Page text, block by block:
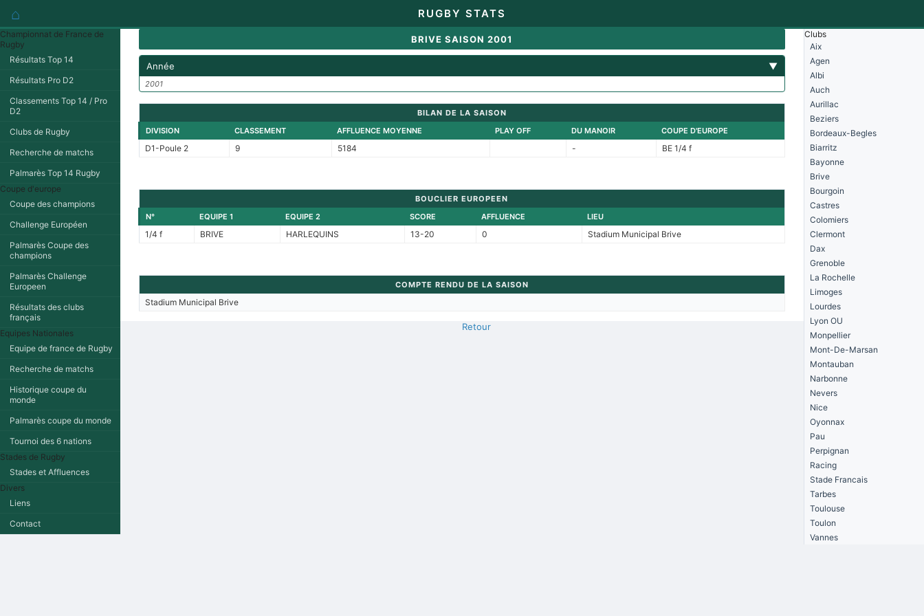
⌂ RUGBY STATS
Championnat de France de
Rugby
Résultats Top 14
Résultats Pro D2
Classements Top 14 / Pro
D2
Clubs de Rugby
Recherche de matchs
Palmarès Top 14 Rugby
Coupe d'europe
Coupe des champions
Challenge Européen
Palmarès Coupe des
champions
Palmarès Challenge
Europeen
Résultats des clubs
français
Equipes Nationales
Equipe de france de Rugby
Recherche de matchs
Historique coupe du
monde
Palmarès coupe du monde
Tournoi des 6 nations
Stades de Rugby
Stades et Affluences
Divers
Liens
Contact
BRIVE SAISON 2001
Année ▼
2001
BILAN DE LA SAISON
DIVISION
CLASSEMENT AFFLUENCE MOYENNE PLAY OFF DU MANOIR COUPE D'EUROPE
D1-Poule 2 9 5184 - BE 1/4 f
BOUCLIER EUROPEEN
N°
EQUIPE 1 EQUIPE 2 SCORE AFFLUENCE LIEU
1/4 f BRIVE HARLEQUINS 13-20 0 Stadium Municipal Brive
COMPTE RENDU DE LA SAISON
Stadium Municipal Brive
Retour
Clubs
Aix
Agen
Albi
Auch
Aurillac
Beziers
Bordeaux-Begles
Biarritz
Bayonne
Brive
Bourgoin
Castres
Colomiers
Clermont
Dax
Grenoble
La Rochelle
Limoges
Lourdes
Lyon OU
Monpellier
Mont-De-Marsan
Montauban
Narbonne
Nevers
Nice
Oyonnax
Pau
Perpignan
Racing
Stade Francais
Tarbes
Toulouse
Toulon
Vannes